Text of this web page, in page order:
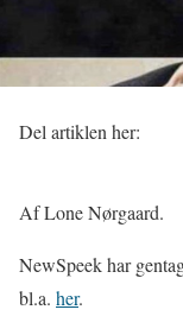
Del artiklen her:
Af Lone Nørgaard.
NewSpeek har
bl.a. her.